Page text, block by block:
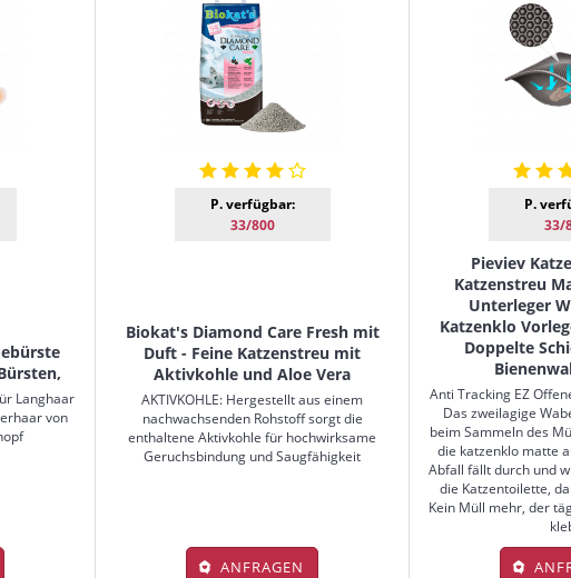
Langhaar
von
P. verfügbar:
33/800
Biokat's Diamond Care Fresh mit
Duft - Feine Katzenstreu mit
Aktivkohle und Aloe Vera
AKTIVKOHLE: Hergestellt aus einem
nachwachsenden Rohstoff sorgt die
enthaltene Aktivkohle für hochwirksame
Geruchsbindung und Saugfähigkeit
ANFRAGEN
P.
33/
Pieviev
Katzenstreu
Unterleger
Katzenklo
Doppelte
Anti Tracking EZ
Das zweilagige
beim Sammeln des
die katzenklo matte
Abfall fällt durch und
die Katzentoilette,
Kein Müll mehr, der